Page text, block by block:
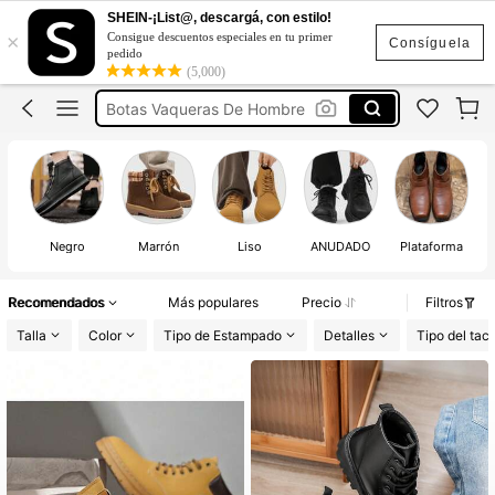
Consíguela
×
SHEIN-¡List@, descargá, con estilo!
Consigue descuentos especiales en tu primer
pedido
(5,000)
Botas Chelsea Hombre
Botas De Hombre
Botas Vaqueras De Hombre
Zapatos Para Hombre
Botas Chelsea Hombre
Botas De Hombre
Negro Marrón Liso ANUDADO Plataforma
Recomendados Más populares Precio
Filtros
Talla
Color Tipo de Estampado Detalles Tipo del